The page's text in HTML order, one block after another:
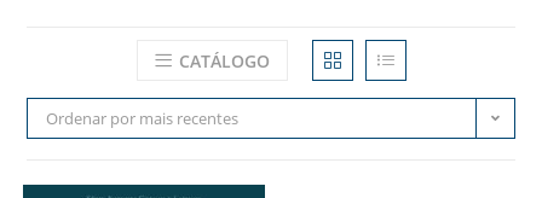
CATÁLOGO
Ordenar por mais recentes